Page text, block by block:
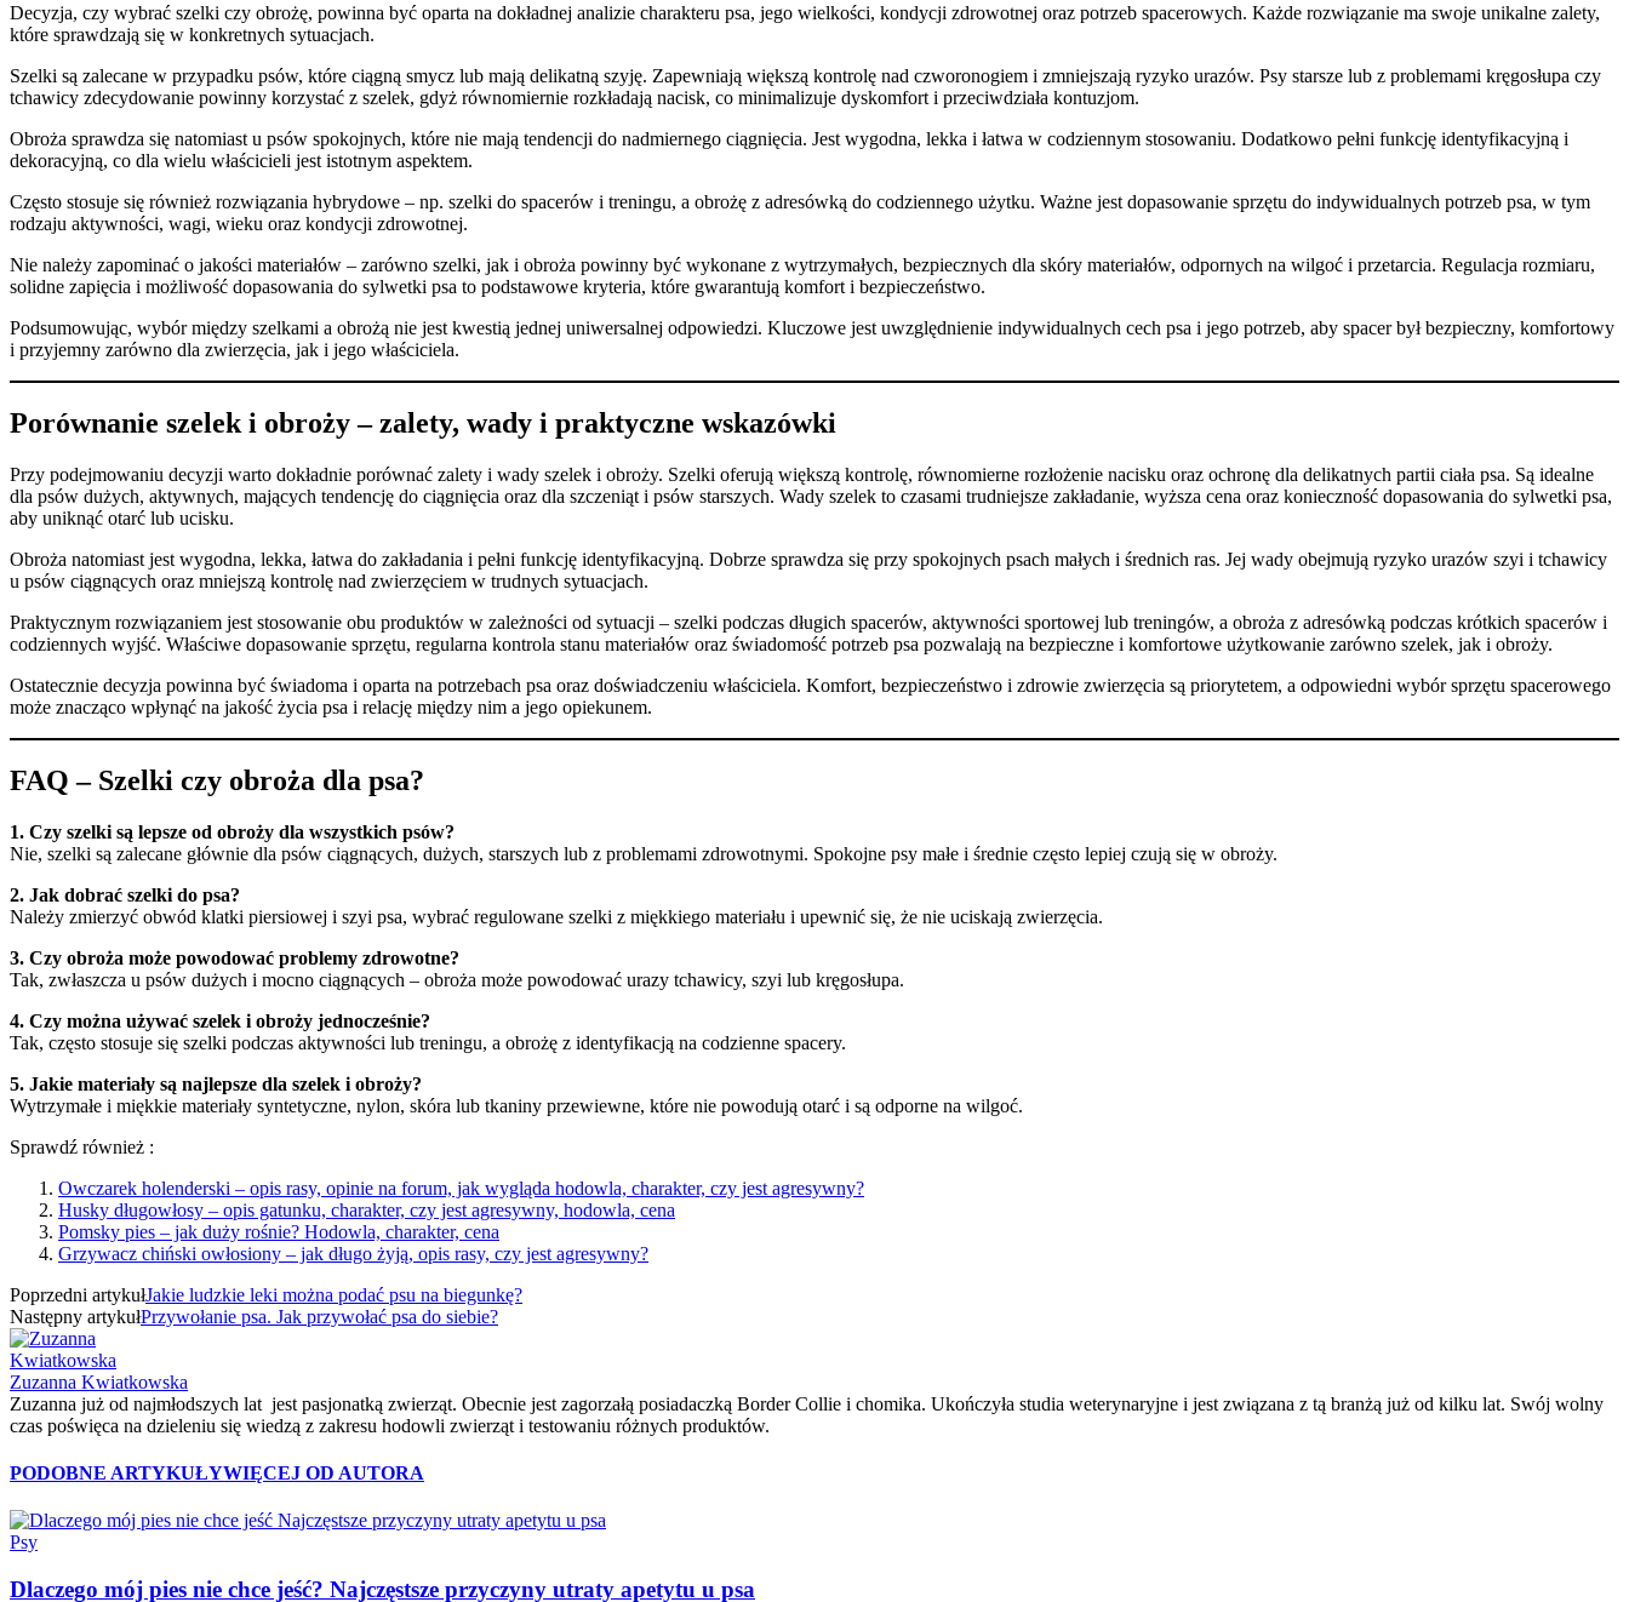
Decyzja, czy wybrać szelki czy obrożę, powinna być oparta na dokładnej analizie charakteru psa, jego wielkości, kondycji zdrowotnej oraz potrzeb spacerowych. Każde rozwiązanie ma swoje unikalne zalety,
które sprawdzają się w konkretnych sytuacjach.
Szelki są zalecane w przypadku psów, które ciągną smycz lub mają delikatną szyję. Zapewniają większą kontrolę nad czworonogiem i zmniejszają ryzyko urazów. Psy starsze lub z problemami kręgosłupa czy
tchawicy zdecydowanie powinny korzystać z szelek, gdyż równomiernie rozkładają nacisk, co minimalizuje dyskomfort i przeciwdziała kontuzjom.
Obroża sprawdza się natomiast u psów spokojnych, które nie mają tendencji do nadmiernego ciągnięcia. Jest wygodna, lekka i łatwa w codziennym stosowaniu. Dodatkowo pełni funkcję identyfikacyjną i
dekoracyjną, co dla wielu właścicieli jest istotnym aspektem.
Często stosuje się również rozwiązania hybrydowe – np. szelki do spacerów i treningu, a obrożę z adresówką do codziennego użytku. Ważne jest dopasowanie sprzętu do indywidualnych potrzeb psa, w tym
rodzaju aktywności, wagi, wieku oraz kondycji zdrowotnej.
Nie należy zapominać o jakości materiałów – zarówno szelki, jak i obroża powinny być wykonane z wytrzymałych, bezpiecznych dla skóry materiałów, odpornych na wilgoć i przetarcia. Regulacja rozmiaru,
solidne zapięcia i możliwość dopasowania do sylwetki psa to podstawowe kryteria, które gwarantują komfort i bezpieczeństwo.
Podsumowując, wybór między szelkami a obrożą nie jest kwestią jednej uniwersalnej odpowiedzi. Kluczowe jest uwzględnienie indywidualnych cech psa i jego potrzeb, aby spacer był bezpieczny, komfortowy
i przyjemny zarówno dla zwierzęcia, jak i jego właściciela.
Porównanie szelek i obroży – zalety, wady i praktyczne wskazówki
Przy podejmowaniu decyzji warto dokładnie porównać zalety i wady szelek i obroży. Szelki oferują większą kontrolę, równomierne rozłożenie nacisku oraz ochronę dla delikatnych partii ciała psa. Są idealne
dla psów dużych, aktywnych, mających tendencję do ciągnięcia oraz dla szczeniąt i psów starszych. Wady szelek to czasami trudniejsze zakładanie, wyższa cena oraz konieczność dopasowania do sylwetki psa,
aby uniknąć otarć lub ucisku.
Obroża natomiast jest wygodna, lekka, łatwa do zakładania i pełni funkcję identyfikacyjną. Dobrze sprawdza się przy spokojnych psach małych i średnich ras. Jej wady obejmują ryzyko urazów szyi i tchawicy
u psów ciągnących oraz mniejszą kontrolę nad zwierzęciem w trudnych sytuacjach.
Praktycznym rozwiązaniem jest stosowanie obu produktów w zależności od sytuacji – szelki podczas długich spacerów, aktywności sportowej lub treningów, a obroża z adresówką podczas krótkich spacerów i
codziennych wyjść. Właściwe dopasowanie sprzętu, regularna kontrola stanu materiałów oraz świadomość potrzeb psa pozwalają na bezpieczne i komfortowe użytkowanie zarówno szelek, jak i obroży.
Ostatecznie decyzja powinna być świadoma i oparta na potrzebach psa oraz doświadczeniu właściciela. Komfort, bezpieczeństwo i zdrowie zwierzęcia są priorytetem, a odpowiedni wybór sprzętu spacerowego
może znacząco wpłynąć na jakość życia psa i relację między nim a jego opiekunem.
FAQ – Szelki czy obroża dla psa?
1. Czy szelki są lepsze od obroży dla wszystkich psów?
Nie, szelki są zalecane głównie dla psów ciągnących, dużych, starszych lub z problemami zdrowotnymi. Spokojne psy małe i średnie często lepiej czują się w obroży.
2. Jak dobrać szelki do psa?
Należy zmierzyć obwód klatki piersiowej i szyi psa, wybrać regulowane szelki z miękkiego materiału i upewnić się, że nie uciskają zwierzęcia.
3. Czy obroża może powodować problemy zdrowotne?
Tak, zwłaszcza u psów dużych i mocno ciągnących – obroża może powodować urazy tchawicy, szyi lub kręgosłupa.
4. Czy można używać szelek i obroży jednocześnie?
Tak, często stosuje się szelki podczas aktywności lub treningu, a obrożę z identyfikacją na codzienne spacery.
5. Jakie materiały są najlepsze dla szelek i obroży?
Wytrzymałe i miękkie materiały syntetyczne, nylon, skóra lub tkaniny przewiewne, które nie powodują otarć i są odporne na wilgoć.
Sprawdź również :
Owczarek holenderski – opis rasy, opinie na forum, jak wygląda hodowla, charakter, czy jest agresywny?
Husky długowłosy – opis gatunku, charakter, czy jest agresywny, hodowla, cena
Pomsky pies – jak duży rośnie? Hodowla, charakter, cena
Grzywacz chiński owłosiony – jak długo żyją, opis rasy, czy jest agresywny?
Poprzedni artykułJakie ludzkie leki można podać psu na biegunkę?
Następny artykułPrzywołanie psa. Jak przywołać psa do siebie?
Zuzanna Kwiatkowska
Zuzanna już od najmłodszych lat jest pasjonatką zwierząt. Obecnie jest zagorzałą posiadaczką Border Collie i chomika. Ukończyła studia weterynaryjne i jest związana z tą branżą już od kilku lat. Swój wolny
czas poświęca na dzieleniu się wiedzą z zakresu hodowli zwierząt i testowaniu różnych produktów.
PODOBNE ARTYKUŁYWIĘCEJ OD AUTORA
Psy
Dlaczego mój pies nie chce jeść? Najczęstsze przyczyny utraty apetytu u psa